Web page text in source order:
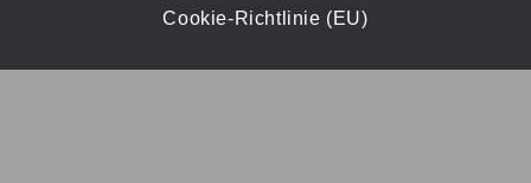
Cookie-Richtlinie (EU)